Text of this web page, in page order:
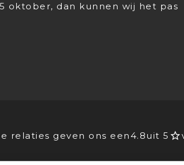
oktober, dan kunnen wij het pas
relaties geven ons een 4.8uit 5